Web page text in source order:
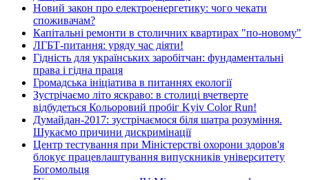
Новий закон про електроенергетику: чого чекати
споживачам?
Капітальні ремонти в столичних квартирах "по-новому"
ЛГБТ-питання: уряду час діяти!
Гідність для українських заробітчан: фундаментальні
права і гідна праця
Громадська ініціатива в питаннях екології
Зустрічаємо літо яскраво: в столиці вчетверте
відбудеться Кольоровий пробіг Kyiv Color Run!
Думайдан-2017: зустрічаємося біля шатра розуміння.
Шукаємо причини дискримінації
Центр тестування при Міністерстві охорони здоров'я
блокує працевлаштування випускників університету
Богомольця